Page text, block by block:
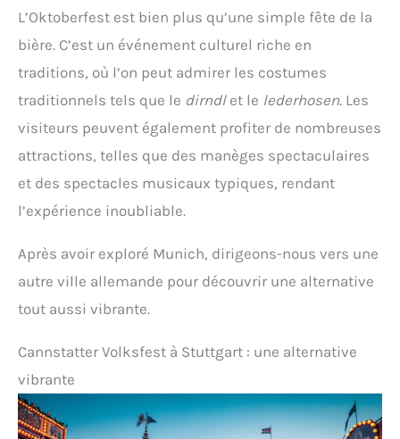
L’Oktoberfest est bien plus qu’une simple fête de la
bière. C’est un événement culturel riche en
traditions, où l’on peut admirer les costumes
traditionnels tels que le dirndlet le lederhosen. Les
visiteurs peuvent également profiter de nombreuses
attractions, telles que des manèges spectaculaires
et des spectacles musicaux typiques, rendant
l’expérience inoubliable.
Après avoir exploré Munich, dirigeons-nous vers une
autre ville allemande pour découvrir une alternative
tout aussi vibrante.
Cannstatter Volksfest à Stuttgart : une alternative
vibrante